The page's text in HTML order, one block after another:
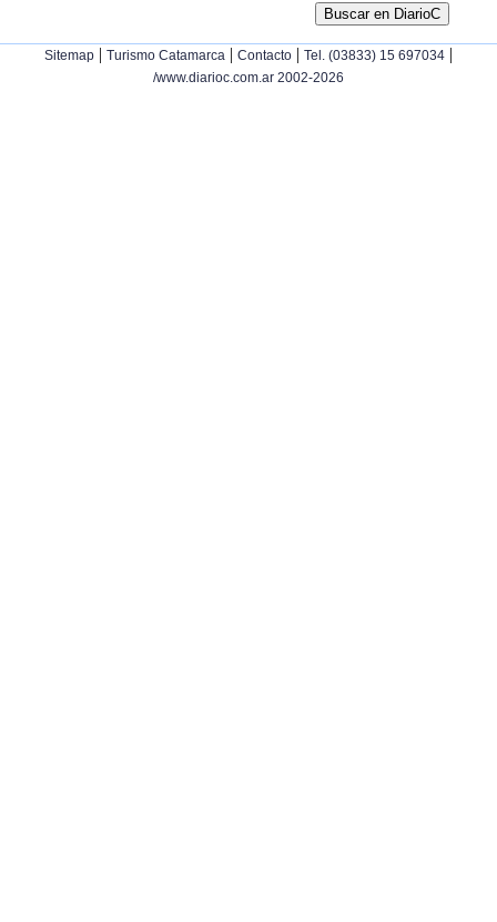
Sitemap | Turismo Catamarca | Contacto | Tel. (03833) 15 697034 |
/www.diarioc.com.ar 2002-2026